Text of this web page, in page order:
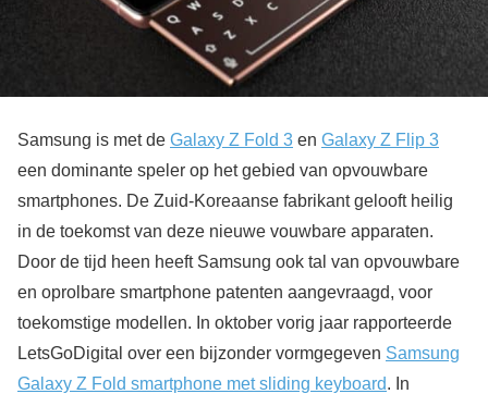
Samsung is met de Galaxy Z Fold 3 en Galaxy Z Flip 3
een dominante speler op het gebied van opvouwbare
smartphones. De Zuid-Koreaanse fabrikant gelooft heilig
in de toekomst van deze nieuwe vouwbare apparaten.
Door de tijd heen heeft Samsung ook tal van opvouwbare
en oprolbare smartphone patenten aangevraagd, voor
toekomstige modellen. In oktober vorig jaar rapporteerde
LetsGoDigital over een bijzonder vormgegeven Samsung
Galaxy Z Fold smartphone met sliding keyboard. In